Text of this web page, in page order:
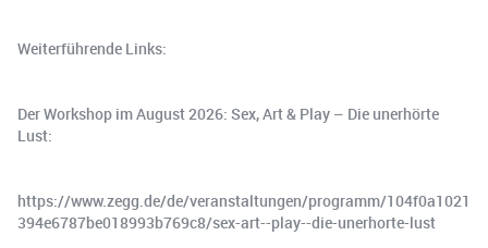
Weiterführende Links:
Der Workshop im August 2026: Sex, Art & Play – Die unerhörte
Lust:
https://www.zegg.de/de/veranstaltungen/programm/104f0a1021
394e6787be018993b769c8/sex-art--play--die-unerhorte-lust